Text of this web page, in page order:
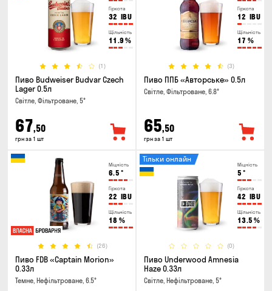
Гіркота
32 IBU
Щільність
11.9 %
(1)
Пиво Budweiser Budvar Czech
Lager 0.5л
Світле, Фільтроване, 5°
67,50
грн за 1 шт
Гіркота
12 IBU
Щільність
17 %
(3)
Пиво ППБ «Авторське» 0.5л
Світле, Фільтроване, 6.8°
65,50
грн за 1 шт
Міцність
6.5 °
Гіркота
22 IBU
Щільність
18 %
(26)
Пиво FDB «Captain Morion»
0.33л
Темне, Нефільтроване, 6.5°
Міцність
5 °
Гіркота
42 IBU
Щільність
13.5 %
(0)
Тільки онлайн
Пиво Underwood Amnesia
Haze 0.33л
Світле, Нефільтроване, 5°